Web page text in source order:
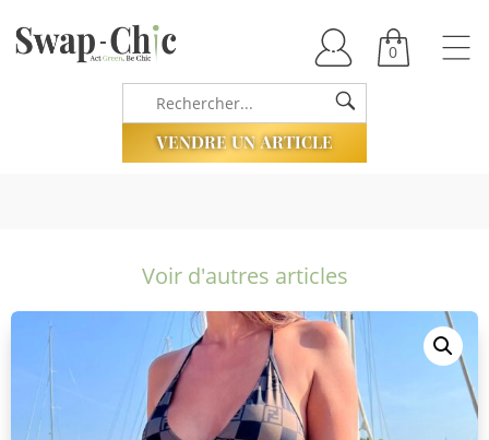
0
VENDRE UN ARTICLE
Voir d'autres articles